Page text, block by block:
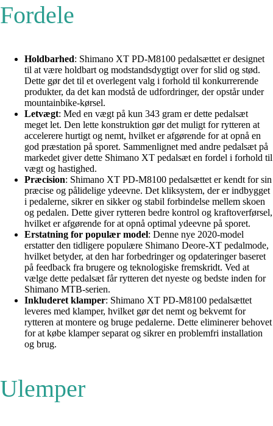
Fordele
Holdbarhed: Shimano XT PD-M8100 pedalsættet er designet
til at være holdbart og modstandsdygtigt over for slid og stød.
Dette gør det til et overlegent valg i forhold til konkurrerende
produkter, da det kan modstå de udfordringer, der opstår under
mountainbike-kørsel.
Letvægt: Med en vægt på kun 343 gram er dette pedalsæt
meget let. Den lette konstruktion gør det muligt for rytteren at
accelerere hurtigt og nemt, hvilket er afgørende for at opnå en
god præstation på sporet. Sammenlignet med andre pedalsæt på
markedet giver dette Shimano XT pedalsæt en fordel i forhold til
vægt og hastighed.
Præcision: Shimano XT PD-M8100 pedalsættet er kendt for sin
præcise og pålidelige ydeevne. Det kliksystem, der er indbygget
i pedalerne, sikrer en sikker og stabil forbindelse mellem skoen
og pedalen. Dette giver rytteren bedre kontrol og kraftoverførsel,
hvilket er afgørende for at opnå optimal ydeevne på sporet.
Erstatning for populær model: Denne nye 2020-model
erstatter den tidligere populære Shimano Deore-XT pedalmode,
hvilket betyder, at den har forbedringer og opdateringer baseret
på feedback fra brugere og teknologiske fremskridt. Ved at
vælge dette pedalsæt får rytteren det nyeste og bedste inden for
Shimano MTB-serien.
Inkluderet klamper: Shimano XT PD-M8100 pedalsættet
leveres med klamper, hvilket gør det nemt og bekvemt for
rytteren at montere og bruge pedalerne. Dette eliminerer behovet
for at købe klamper separat og sikrer en problemfri installation
og brug.
Ulemper